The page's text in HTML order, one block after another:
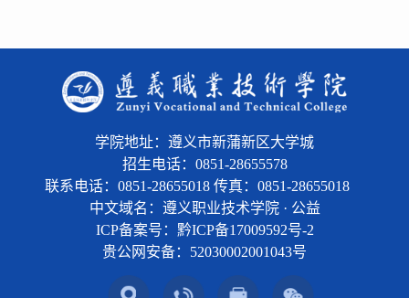
学院地址：遵义市新蒲新区大学城
招生电话：0851-28655578
联系电话：0851-28655018 传真：0851-28655018
中文域名：遵义职业技术学院 · 公益
ICP备案号：黔ICP备17009592号-2
贵公网安备： 52030002001043号